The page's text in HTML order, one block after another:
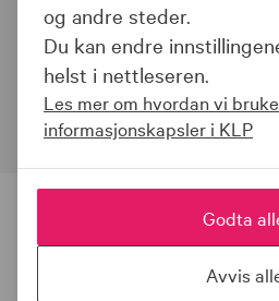
Skal du på tjenestereise,
vite hvilken hjelp du kan
reiseforsikringen du har
Forsikringen gjelder i hele
og andre steder.
Du kan endre
helst i nettleseren.
Les mer om hvordan vi
informasjonskapsler i KLP
Godta
Avvis